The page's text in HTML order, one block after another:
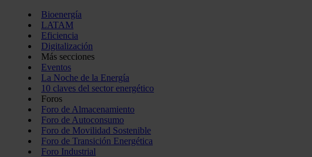
Bioenergía
LATAM
Eficiencia
Digitalización
Más secciones
Eventos
La Noche de la Energía
10 claves del sector energético
Foros
Foro de Almacenamiento
Foro de Autoconsumo
Foro de Movilidad Sostenible
Foro de Transición Energética
Foro Industrial